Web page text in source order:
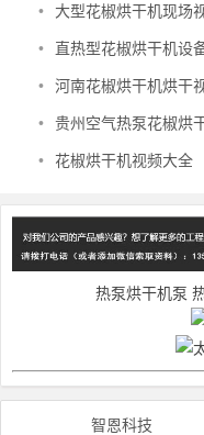
• 大型花椒烘干机现场
• 直热型花椒烘干机设
• 河南花椒烘干机烘干
• 贵州空气热泵花椒烘
• 花椒烘干机视频大全
热泵烘干机泵
智恩科技